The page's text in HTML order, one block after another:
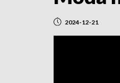
2024-12-21